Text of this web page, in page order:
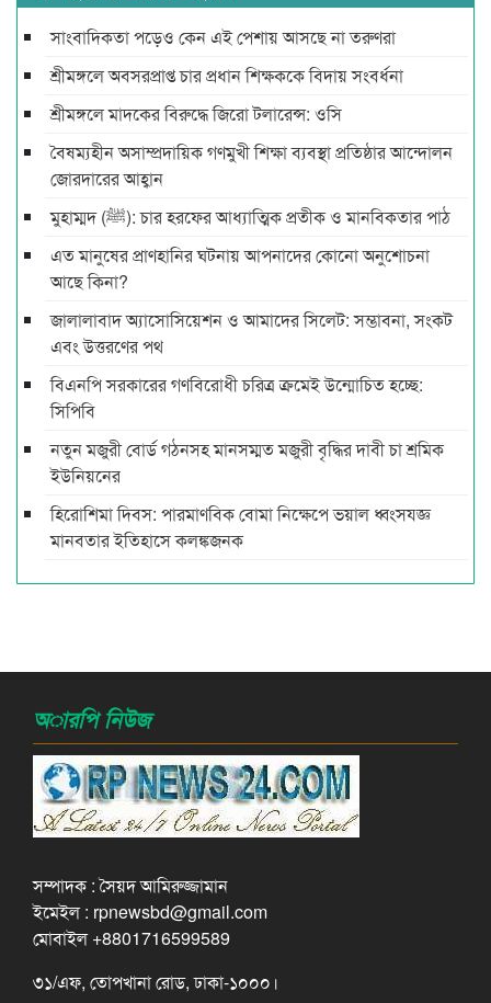
সাংবাদিকতা পড়েও কেন এই পেশায় আসছে না তরুণরা
শ্রীমঙ্গলে অবসরপ্রাপ্ত চার প্রধান শিক্ষককে বিদায় সংবর্ধনা
শ্রীমঙ্গলে মাদকের বিরুদ্ধে জিরো টলারেন্স: ওসি
বৈষম্যহীন অসাম্প্রদায়িক গণমুখী শিক্ষা ব্যবস্থা প্রতিষ্ঠার আন্দোলন
জোরদারের আহ্বান
মুহাম্মদ (ﷺ): চার হরফের আধ্যাত্মিক প্রতীক ও মানবিকতার পাঠ
এত মানুষের প্রাণহানির ঘটনায় আপনাদের কোনো অনুশোচনা
আছে কিনা?
জালালাবাদ অ্যাসোসিয়েশন ও আমাদের সিলেট: সম্ভাবনা, সংকট
এবং উত্তরণের পথ
বিএনপি সরকারের গণবিরোধী চরিত্র ক্রমেই উন্মোচিত হচ্ছে:
সিপিবি
নতুন মজুরী বোর্ড গঠনসহ মানসম্মত মজুরী বৃদ্ধির দাবী চা শ্রমিক
ইউনিয়নের
হিরোশিমা দিবস: পারমাণবিক বোমা নিক্ষেপে ভয়াল ধ্বংসযজ্ঞ
মানবতার ইতিহাসে কলঙ্কজনক
অারপি নিউজ
সম্পাদক : সৈয়দ আমিরুজ্জামান
ইমেইল : rpnewsbd@gmail.com
মোবাইল +8801716599589
৩১/এফ, তোপখানা রোড, ঢাকা-১০০০।